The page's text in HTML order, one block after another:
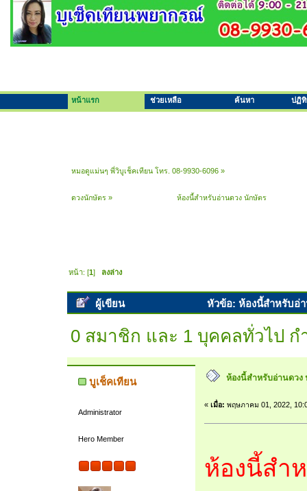
หน้าแรก ช่วยเหลือ ค้นหา ปฏิ
หมอดูแม่นๆ พี่วิบูเช็คเทียน โทร. 08-9930-6096 »
ดวงนักษัตร » ห้องนี้สำหรับอ่านดวง นักษัตร
หน้า: [1] ลงล่าง
ผู้เขียน หัวข้อ: ห้องนี้สำหรับอ่
0 สมาชิก และ 1 บุคคลทั่วไป
บูเช็คเทียน
Administrator
Hero Member
ห้องนี้สำหรับอ่านดวง
« เมื่อ: พฤษภาคม 01, 2022,
ห้องนี้สำ